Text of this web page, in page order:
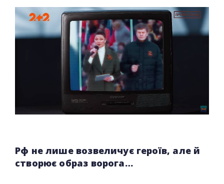
Рф не лише возвеличує героїв, але й
створює образ ворога…